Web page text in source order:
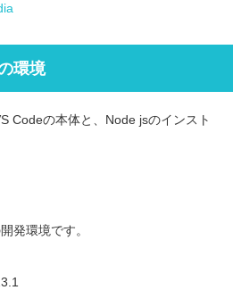
環境
Codeの本体と、Node jsのインスト
発環境です。